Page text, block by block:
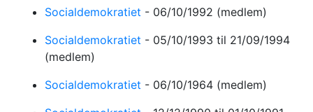
Socialdemokratiet - 06/10/1992 (medlem)
Socialdemokratiet - 05/10/1993 til 21/09/1994
(medlem)
Socialdemokratiet - 06/10/1964 (medlem)